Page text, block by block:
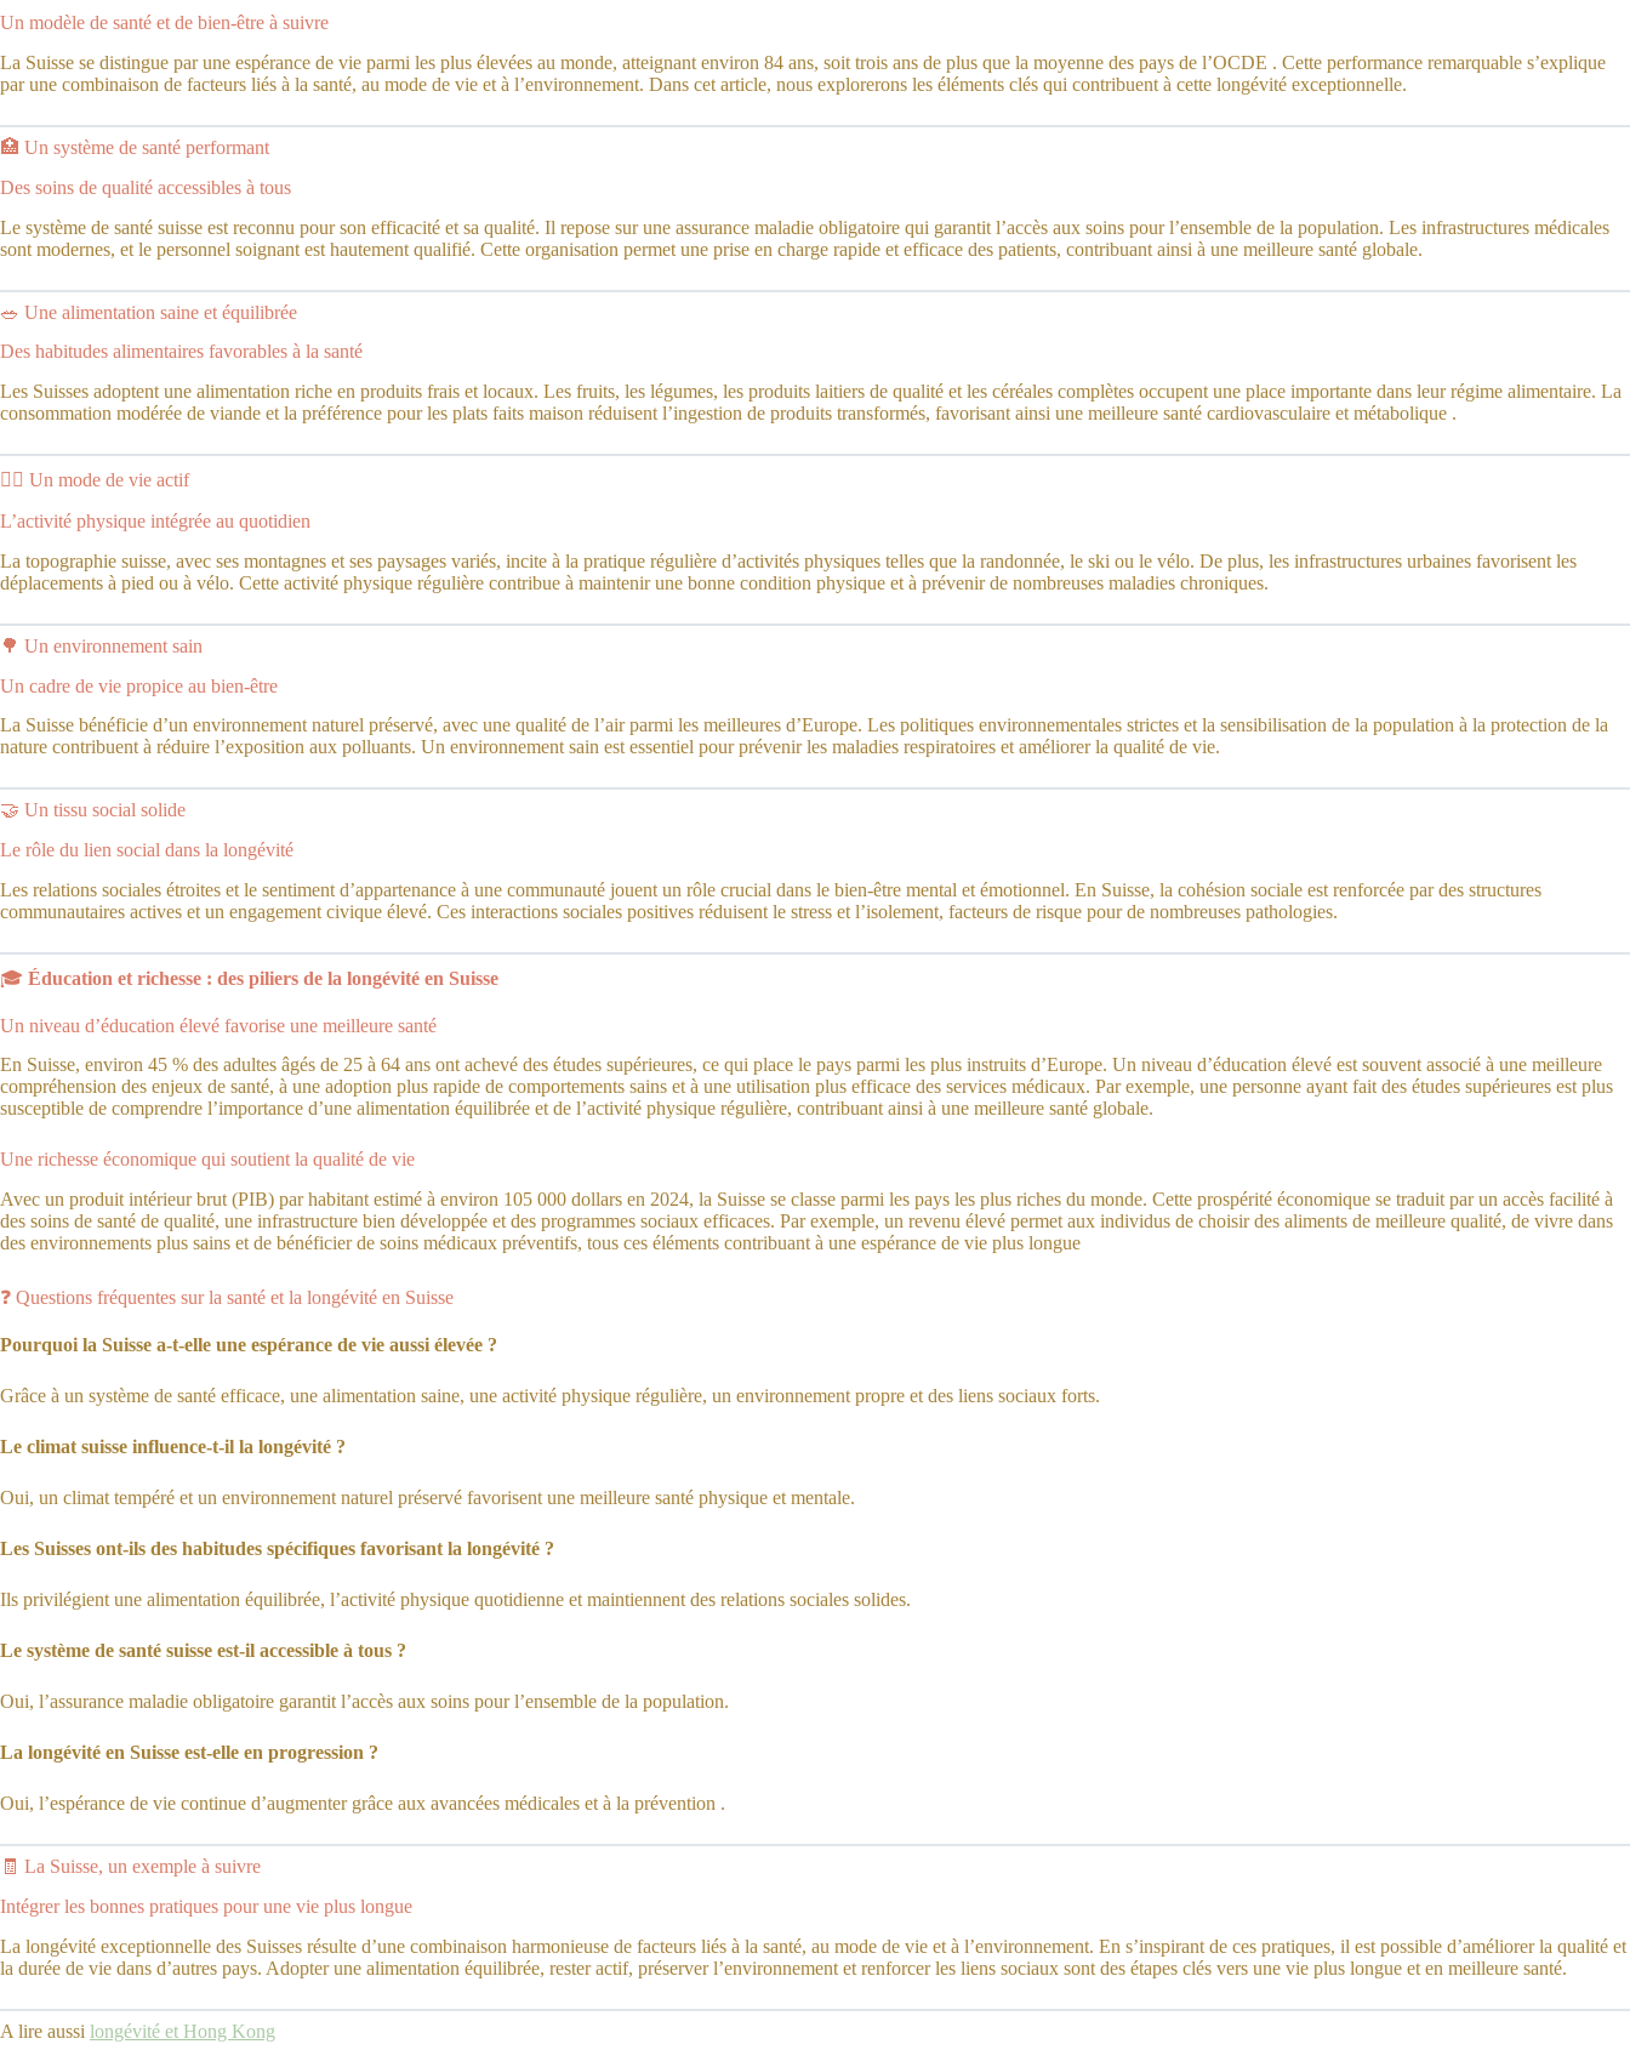
Un modèle de santé et de bien-être à suivre
La Suisse se distingue par une espérance de vie parmi les plus élevées au monde, atteignant environ 84 ans, soit trois ans de plus que la moyenne des pays de l’OCDE . Cette performance remarquable s’explique
par une combinaison de facteurs liés à la santé, au mode de vie et à l’environnement. Dans cet article, nous explorerons les éléments clés qui contribuent à cette longévité exceptionnelle.
🏥 Un système de santé performant
Des soins de qualité accessibles à tous
Le système de santé suisse est reconnu pour son efficacité et sa qualité. Il repose sur une assurance maladie obligatoire qui garantit l’accès aux soins pour l’ensemble de la population. Les infrastructures médicales
sont modernes, et le personnel soignant est hautement qualifié. Cette organisation permet une prise en charge rapide et efficace des patients, contribuant ainsi à une meilleure santé globale.
🥗 Une alimentation saine et équilibrée
Des habitudes alimentaires favorables à la santé
Les Suisses adoptent une alimentation riche en produits frais et locaux. Les fruits, les légumes, les produits laitiers de qualité et les céréales complètes occupent une place importante dans leur régime alimentaire. La
consommation modérée de viande et la préférence pour les plats faits maison réduisent l’ingestion de produits transformés, favorisant ainsi une meilleure santé cardiovasculaire et métabolique .
🚶‍♂️ Un mode de vie actif
L’activité physique intégrée au quotidien
La topographie suisse, avec ses montagnes et ses paysages variés, incite à la pratique régulière d’activités physiques telles que la randonnée, le ski ou le vélo. De plus, les infrastructures urbaines favorisent les
déplacements à pied ou à vélo. Cette activité physique régulière contribue à maintenir une bonne condition physique et à prévenir de nombreuses maladies chroniques.
🌳 Un environnement sain
Un cadre de vie propice au bien-être
La Suisse bénéficie d’un environnement naturel préservé, avec une qualité de l’air parmi les meilleures d’Europe. Les politiques environnementales strictes et la sensibilisation de la population à la protection de la
nature contribuent à réduire l’exposition aux polluants. Un environnement sain est essentiel pour prévenir les maladies respiratoires et améliorer la qualité de vie.
🤝 Un tissu social solide
Le rôle du lien social dans la longévité
Les relations sociales étroites et le sentiment d’appartenance à une communauté jouent un rôle crucial dans le bien-être mental et émotionnel. En Suisse, la cohésion sociale est renforcée par des structures
communautaires actives et un engagement civique élevé. Ces interactions sociales positives réduisent le stress et l’isolement, facteurs de risque pour de nombreuses pathologies.
🎓 Éducation et richesse : des piliers de la longévité en Suisse
Un niveau d’éducation élevé favorise une meilleure santé
En Suisse, environ 45 % des adultes âgés de 25 à 64 ans ont achevé des études supérieures, ce qui place le pays parmi les plus instruits d’Europe. Un niveau d’éducation élevé est souvent associé à une meilleure
compréhension des enjeux de santé, à une adoption plus rapide de comportements sains et à une utilisation plus efficace des services médicaux. Par exemple, une personne ayant fait des études supérieures est plus
susceptible de comprendre l’importance d’une alimentation équilibrée et de l’activité physique régulière, contribuant ainsi à une meilleure santé globale.
Une richesse économique qui soutient la qualité de vie
Avec un produit intérieur brut (PIB) par habitant estimé à environ 105 000 dollars en 2024, la Suisse se classe parmi les pays les plus riches du monde. Cette prospérité économique se traduit par un accès facilité à
des soins de santé de qualité, une infrastructure bien développée et des programmes sociaux efficaces. Par exemple, un revenu élevé permet aux individus de choisir des aliments de meilleure qualité, de vivre dans
des environnements plus sains et de bénéficier de soins médicaux préventifs, tous ces éléments contribuant à une espérance de vie plus longue
❓ Questions fréquentes sur la santé et la longévité en Suisse
Pourquoi la Suisse a-t-elle une espérance de vie aussi élevée ?
Grâce à un système de santé efficace, une alimentation saine, une activité physique régulière, un environnement propre et des liens sociaux forts.
Le climat suisse influence-t-il la longévité ?
Oui, un climat tempéré et un environnement naturel préservé favorisent une meilleure santé physique et mentale.
Les Suisses ont-ils des habitudes spécifiques favorisant la longévité ?
Ils privilégient une alimentation équilibrée, l’activité physique quotidienne et maintiennent des relations sociales solides.
Le système de santé suisse est-il accessible à tous ?
Oui, l’assurance maladie obligatoire garantit l’accès aux soins pour l’ensemble de la population.
La longévité en Suisse est-elle en progression ?
Oui, l’espérance de vie continue d’augmenter grâce aux avancées médicales et à la prévention .
🧾 La Suisse, un exemple à suivre
Intégrer les bonnes pratiques pour une vie plus longue
La longévité exceptionnelle des Suisses résulte d’une combinaison harmonieuse de facteurs liés à la santé, au mode de vie et à l’environnement. En s’inspirant de ces pratiques, il est possible d’améliorer la qualité et
la durée de vie dans d’autres pays. Adopter une alimentation équilibrée, rester actif, préserver l’environnement et renforcer les liens sociaux sont des étapes clés vers une vie plus longue et en meilleure santé.
A lire aussi longévité et Hong Kong